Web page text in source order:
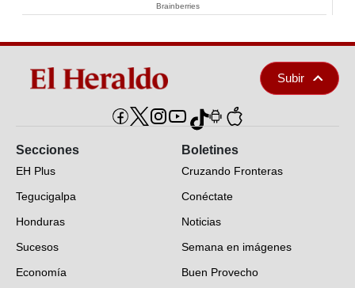
Brainberries
Subir
Secciones
EH Plus
Tegucigalpa
Honduras
Sucesos
Economía
Boletines
Cruzando Fronteras
Conéctate
Noticias
Semana en imágenes
Buen Provecho